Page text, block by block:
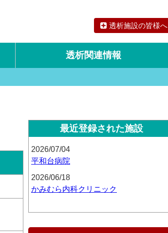
透析施設の皆様へ
透析関連情報
最近登録された施設
2026/07/04
平和台病院
2026/06/18
かみむら内科クリニック